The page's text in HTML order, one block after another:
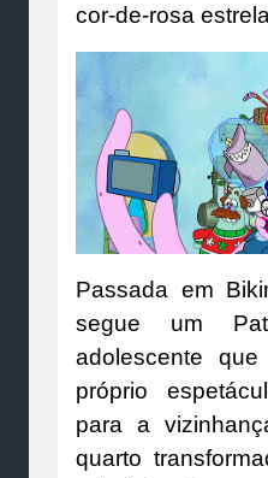
cor-de-rosa
Passada em
segue um
adolescente
próprio
para a
quarto